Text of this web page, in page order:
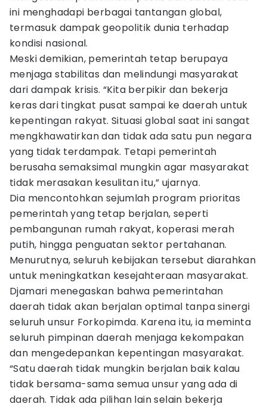
ini menghadapi berbagai tantangan global,
termasuk dampak geopolitik dunia terhadap
kondisi nasional.
Meski demikian, pemerintah tetap berupaya
menjaga stabilitas dan melindungi masyarakat
dari dampak krisis. “Kita berpikir dan bekerja
keras dari tingkat pusat sampai ke daerah untuk
kepentingan rakyat. Situasi global saat ini sangat
mengkhawatirkan dan tidak ada satu pun negara
yang tidak terdampak. Tetapi pemerintah
berusaha semaksimal mungkin agar masyarakat
tidak merasakan kesulitan itu,” ujarnya.
Dia mencontohkan sejumlah program prioritas
pemerintah yang tetap berjalan, seperti
pembangunan rumah rakyat, koperasi merah
putih, hingga penguatan sektor pertahanan.
Menurutnya, seluruh kebijakan tersebut diarahkan
untuk meningkatkan kesejahteraan masyarakat.
Djamari menegaskan bahwa pemerintahan
daerah tidak akan berjalan optimal tanpa sinergi
seluruh unsur Forkopimda. Karena itu, ia meminta
seluruh pimpinan daerah menjaga kekompakan
dan mengedepankan kepentingan masyarakat.
“Satu daerah tidak mungkin berjalan baik kalau
tidak bersama-sama semua unsur yang ada di
daerah. Tidak ada pilihan lain selain bekerja